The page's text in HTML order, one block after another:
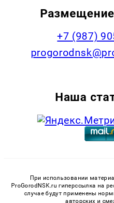
+7 (987)
Наша
При использовании
ProGorodNSK.ru гиперссылка на
случае будут применены
авторских и